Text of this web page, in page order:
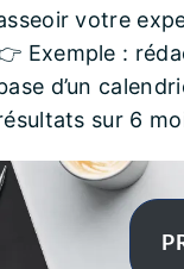
votre
Exemple :
d’un
sur 6